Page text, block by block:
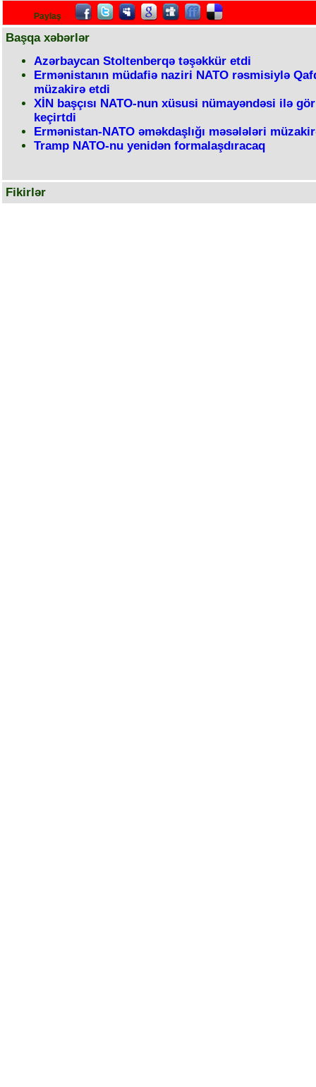
Paylaş
Başqa xəbərlər
Azərbaycan Stoltenberqə təşəkkür etdi
Ermənistanın müdafiə naziri NATO rəsmisiylə
müzakirə etdi
XİN başçısı NATO-nun xüsusi nümayəndəsi ilə
keçirtdi
Ermənistan-NATO əməkdaşlığı məsələləri
Tramp NATO-nu yenidən formalaşdıracaq
Fikirlər